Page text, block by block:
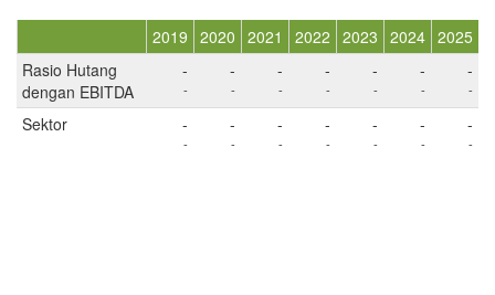
2019 2020 2021 2022 2023 2024 2025
Rasio Hutang
dengan EBITDA
-
-
-
-
-
-
-
-
-
-
-
-
-
-
Sektor -
-
-
-
-
-
-
-
-
-
-
-
-
-